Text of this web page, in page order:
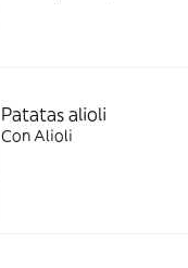
Patatas alioli
Con Alioli